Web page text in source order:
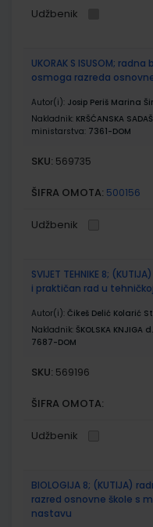
Udžbenik
UKORAK S ISUSOM;
osmoga razreda
Autor(i): Josip Periš Marina
Nakladnik: KRŠĆANSKA
ministarstva: 7361-DOM
SKU: 569735
ŠIFRA OMOTA: 500156
Udžbenik
SVIJET TEHNIKE 8;
i praktičan rad u
Autor(i): Čikeš Delić Kolarić
Nakladnik: ŠKOLSKA KNJIGA
7687-DOM
SKU: 569196
ŠIFRA OMOTA:
Udžbenik
BIOLOGIJA 8; (KUTIJA)
razred osnovne škole s
nastavu